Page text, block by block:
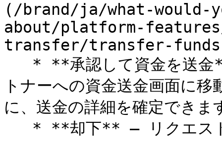
(/brand/ja/what-
about/platform-
transfer/transfer-
トナーへの資金送金画面に
に、送金の詳細を確定できま